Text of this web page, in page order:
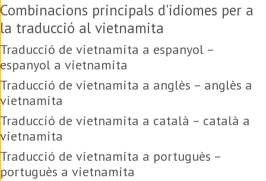
Combinacions principals d'idiomes per a
la traducció al vietnamita
Traducció de vietnamita a espanyol –
espanyol a vietnamita
Traducció de vietnamita a anglès – anglès a
vietnamita
Traducció de vietnamita a català – català a
vietnamita
Traducció de vietnamita a portuguès –
portuguès a vietnamita